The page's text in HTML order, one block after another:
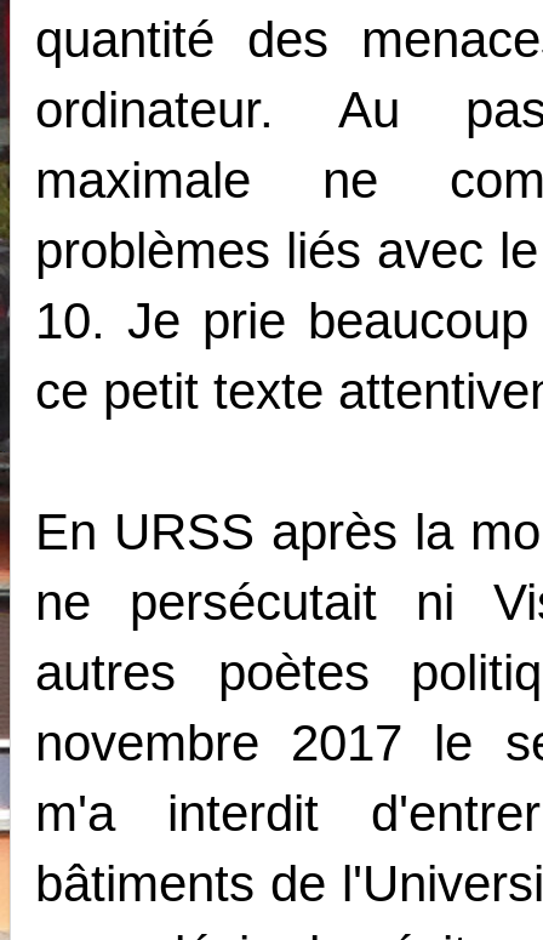
quantité des
ordinateur. Au
maximale ne
problèmes liés avec
10. Je prie
ce petit texte
En URSS après la
ne persécutait ni
autres poètes
novembre 2017 le
m'a interdit
bâtiments de